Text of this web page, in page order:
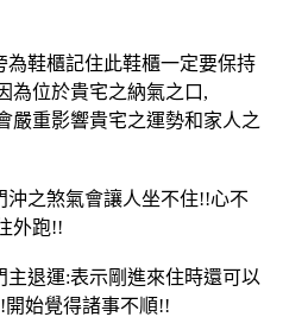
為鞋櫃記住此鞋櫃一定要保持
為位於貴宅之納氣之口,
嚴重影響貴宅之運勢和家人之
沖之煞氣會讓人坐不住!!心不
外跑!!
主退運:表示剛進來住時還可以
始覺得諸事不順!!